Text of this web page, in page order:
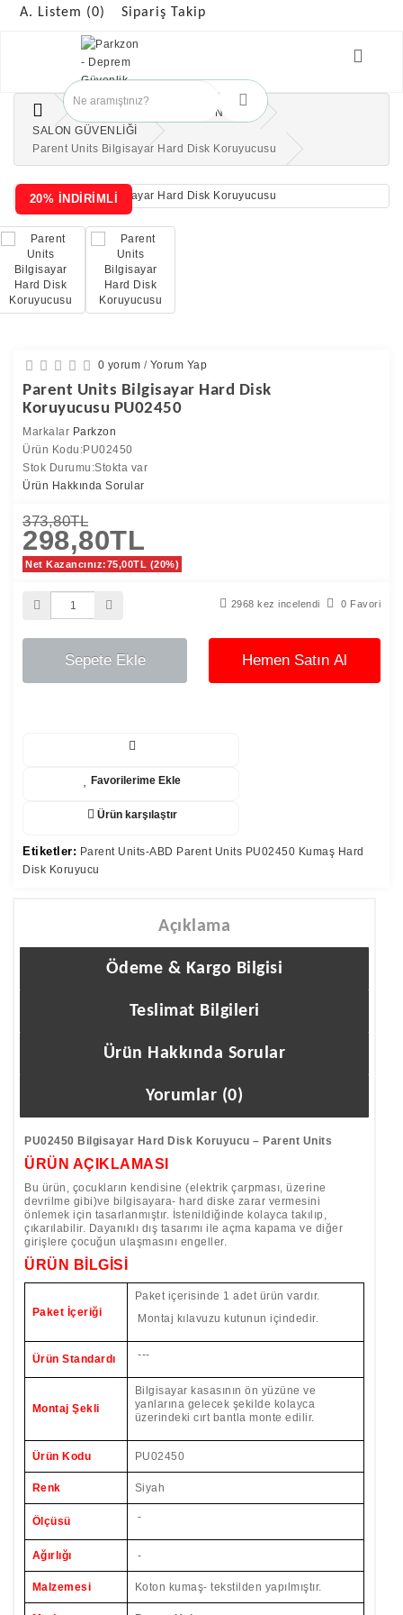
A. Listem (0) Sipariş Takip
ÇOCUK GÜVENLİK ÜRÜNLERİ
SALON GÜVENLİĞİ
Parent Units Bilgisayar Hard Disk Koruyucusu
20% İNDİRİMLİ
0 yorum / Yorum Yap
Parent Units Bilgisayar Hard Disk
Koruyucusu PU02450
Markalar Parkzon
Ürün Kodu:PU02450
Stok Durumu:Stokta var
Ürün Hakkında Sorular
373,80TL
298,80TL
Net Kazancınız:75,00TL (20%)
2968 kez incelendi 0 Favori
Sepete Ekle Hemen Satın Al
Favorilerime Ekle
Ürün karşılaştır
Etiketler: Parent Units-ABD Parent Units PU02450 Kumaş Hard
Disk Koruyucu
Açıklama
Ödeme & Kargo Bilgisi
Teslimat Bilgileri
Ürün Hakkında Sorular
Yorumlar (0)
PU02450 Bilgisayar Hard Disk Koruyucu – Parent Units
ÜRÜN AÇIKLAMASI
Bu ürün, çocukların kendisine (elektrik çarpması, üzerine
devrilme gibi)ve bilgisayara- hard diske zarar vermesini
önlemek için tasarlanmıştır. İstenildiğinde kolayca takılıp,
çıkarılabilir. Dayanıklı dış tasarımı ile açma kapama ve diğer
girişlere çocuğun ulaşmasını engeller.
ÜRÜN BİLGİSİ
Paket İçeriği
Paket içerisinde 1 adet ürün vardır.
Montaj kılavuzu kutunun içindedir.
Ürün Standardı ---
Montaj Şekli
Bilgisayar kasasının ön yüzüne ve
yanlarına gelecek şekilde kolayca
üzerindeki cırt bantla monte edilir.
Ürün Kodu PU02450
Renk Siyah
Ölçüsü -
Ağırlığı -
Malzemesi Koton kumaş- tekstilden yapılmıştır.